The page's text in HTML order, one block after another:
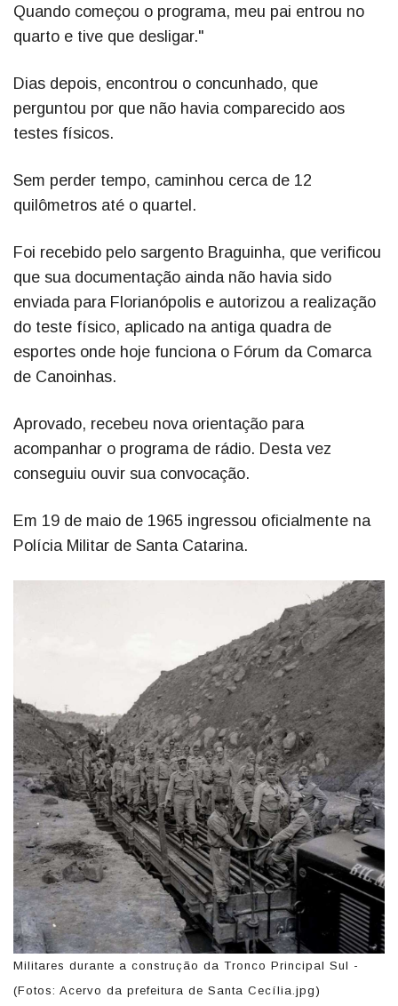
Quando começou o programa, meu pai entrou no
quarto e tive que desligar."
Dias depois, encontrou o concunhado, que
perguntou por que não havia comparecido aos
testes físicos.
Sem perder tempo, caminhou cerca de 12
quilômetros até o quartel.
Foi recebido pelo sargento Braguinha, que verificou
que sua documentação ainda não havia sido
enviada para Florianópolis e autorizou a realização
do teste físico, aplicado na antiga quadra de
esportes onde hoje funciona o Fórum da Comarca
de Canoinhas.
Aprovado, recebeu nova orientação para
acompanhar o programa de rádio. Desta vez
conseguiu ouvir sua convocação.
Em 19 de maio de 1965 ingressou oficialmente na
Polícia Militar de Santa Catarina.
Militares durante a construção da Tronco Principal Sul -
(Fotos: Acervo da prefeitura de Santa Cecília.jpg)